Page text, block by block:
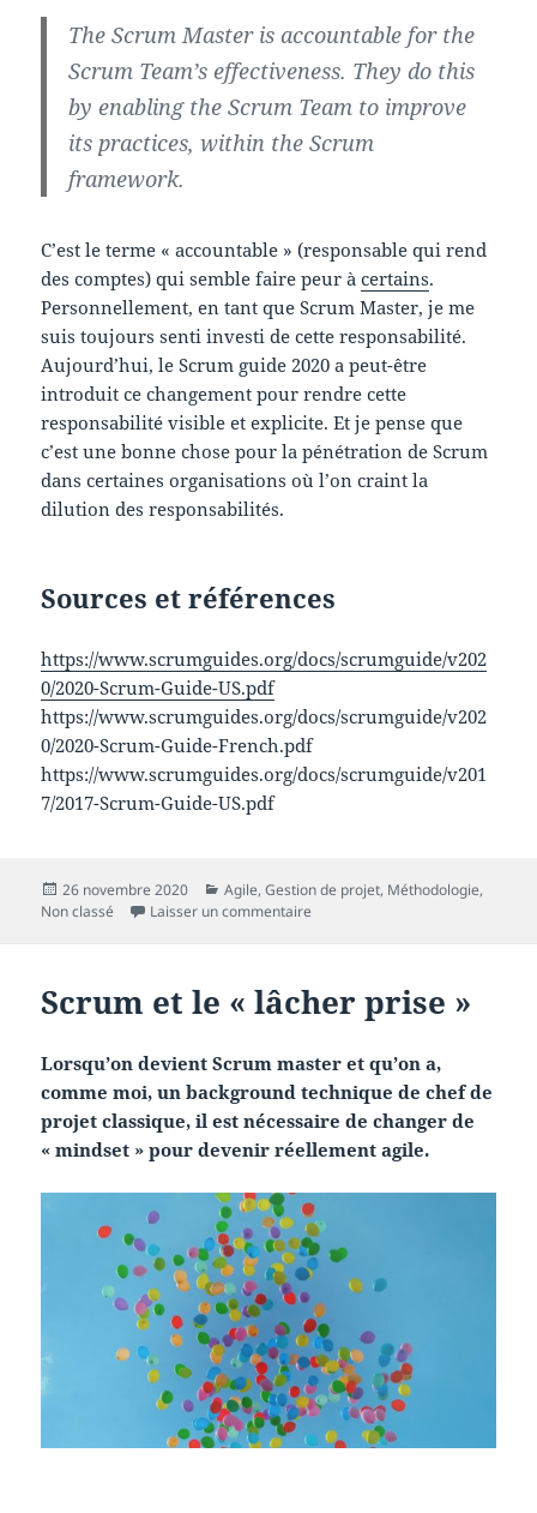
The Scrum Master is accountable for the
Scrum Team’s effectiveness. They do this
by enabling the Scrum Team to improve
its practices, within the Scrum
framework.
C’est le terme « accountable » (responsable qui rend
des comptes) qui semble faire peur àcertains.
Personnellement, en tant que Scrum Master, je me
suis toujours senti investi de cette responsabilité.
Aujourd’hui, le Scrum guide 2020 a peut-être
introduit ce changement pour rendre cette
responsabilité visible et explicite. Et je pense que
c’est une bonne chose pour la pénétration de Scrum
dans certaines organisations où l’on craint la
dilution des responsabilités.
Sources et références
https://www.scrumguides.org/docs/scrumguide/v202
0/2020-Scrum-Guide-US.pdf
https://www.scrumguides.org/docs/scrumguide/v202
0/2020-Scrum-Guide-French.pdf
https://www.scrumguides.org/docs/scrumguide/v201
7/2017-Scrum-Guide-US.pdf
Publié
le
26 novembre 2020 Catégories
Agile,Gestion de projet, Méthodologie,
Non classé
Laisser un commentaire
Scrum et le « lâcher prise »
Lorsqu’on devient Scrum master et qu’on a,
comme moi, un background technique de chef de
projet classique, il est nécessaire de changer de
« mindset » pour devenir réellement agile.